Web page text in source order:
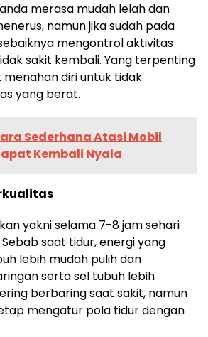
merasa mudah lelah dan
namun jika sudah pada
mengontrol aktivitas
sakit kembali. Yang terpenting
diri untuk tidak
yang berat.
Sederhana Atasi Mobil
Kembali Nyala
yakni selama 7-8 jam sehari
saat tidur, energi yang
lebih mudah pulih dan
serta sel tubuh lebih
berbaring saat sakit, namun
mengatur pola tidur dengan